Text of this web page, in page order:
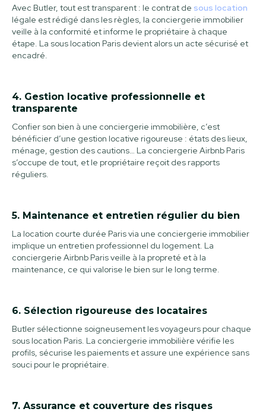
Avec Butler, tout est transparent : le contrat de sous location
légale est rédigé dans les règles, la conciergerie immobilier
veille à la conformité et informe le propriétaire à chaque
étape. La sous location Paris devient alors un acte sécurisé et
encadré.
4. Gestion locative professionnelle et
transparente
Confier son bien à une conciergerie immobilière, c’est
bénéficier d’une gestion locative rigoureuse : états des lieux,
ménage, gestion des cautions… La conciergerie Airbnb Paris
s’occupe de tout, et le propriétaire reçoit des rapports
réguliers.
5. Maintenance et entretien régulier du bien
La location courte durée Paris via une conciergerie immobilier
implique un entretien professionnel du logement. La
conciergerie Airbnb Paris veille à la propreté et à la
maintenance, ce qui valorise le bien sur le long terme.
6. Sélection rigoureuse des locataires
Butler sélectionne soigneusement les voyageurs pour chaque
sous location Paris. La conciergerie immobilière vérifie les
profils, sécurise les paiements et assure une expérience sans
souci pour le propriétaire.
7. Assurance et couverture des risques